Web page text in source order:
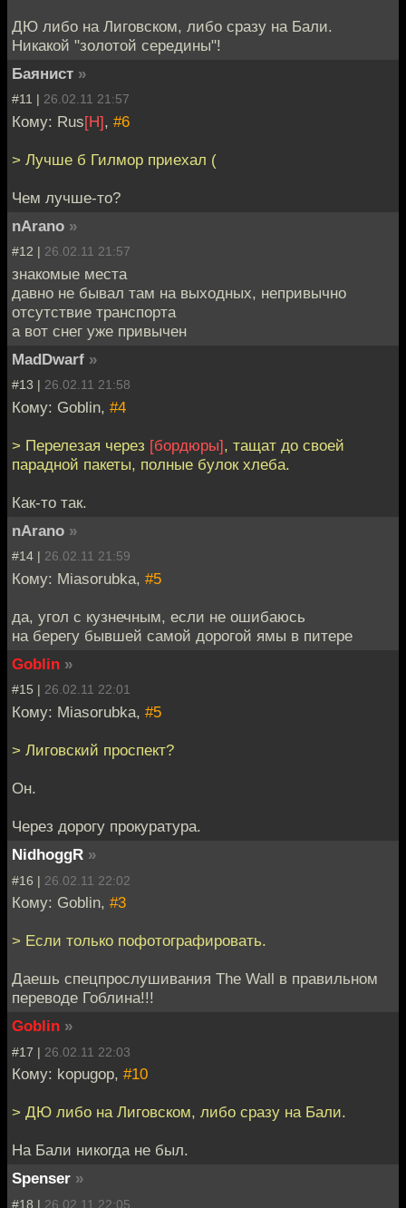
ДЮ либо на Лиговском, либо сразу на Бали.
Никакой "золотой середины"!
Баянист »
#11 | 26.02.11 21:57
Кому: Rus[H], #6
> Лучше б Гилмор приехал (
Чем лучше-то?
nArano »
#12 | 26.02.11 21:57
знакомые места
давно не бывал там на выходных, непривычно
отсутствие транспорта
а вот снег уже привычен
MadDwarf »
#13 | 26.02.11 21:58
Кому: Goblin, #4
> Перелезая через [бордюры], тащат до своей
парадной пакеты, полные булок хлеба.
Как-то так.
nArano »
#14 | 26.02.11 21:59
Кому: Miasorubka, #5
да, угол с кузнечным, если не ошибаюсь
на берегу бывшей самой дорогой ямы в питере
Goblin »
#15 | 26.02.11 22:01
Кому: Miasorubka, #5
> Лиговский проспект?
Он.
Через дорогу прокуратура.
NidhoggR »
#16 | 26.02.11 22:02
Кому: Goblin, #3
> Если только пофотографировать.
Даешь спецпрослушивания The Wall в правильном
переводе Гоблина!!!
Goblin »
#17 | 26.02.11 22:03
Кому: kopugop, #10
> ДЮ либо на Лиговском, либо сразу на Бали.
На Бали никогда не был.
Spenser »
#18 | 26.02.11 22:05